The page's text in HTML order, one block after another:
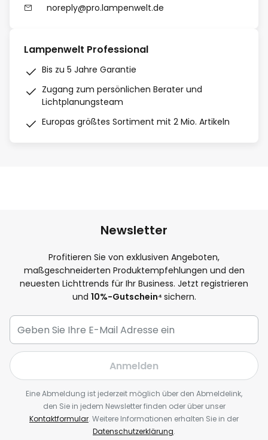
noreply@pro.lampenwelt.de
Lampenwelt Professional
Bis zu 5 Jahre Garantie
Zugang zum persönlichen Berater und
Lichtplanungsteam
Europas größtes Sortiment mit 2 Mio. Artikeln
Newsletter
Profitieren Sie von exklusiven Angeboten,
maßgeschneiderten Produktempfehlungen und den
neuesten Lichttrends für Ihr Business. Jetzt registrieren
und 10%-Gutschein⁴ sichern.
Anmelden
Eine Abmeldung ist jederzeit möglich über den Abmeldelink,
den Sie in jedem Newsletter finden oder über unser
Kontaktformular. Weitere Informationen erhalten Sie in der
Datenschutzerklärung.